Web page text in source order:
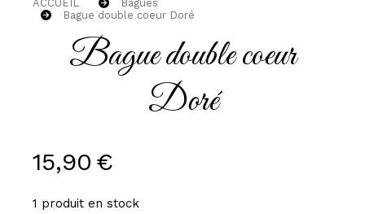
ACCUEIL
Bagues
Bague double coeur Doré
Bague double coeur
Doré
15,90 €
1 produit en stock